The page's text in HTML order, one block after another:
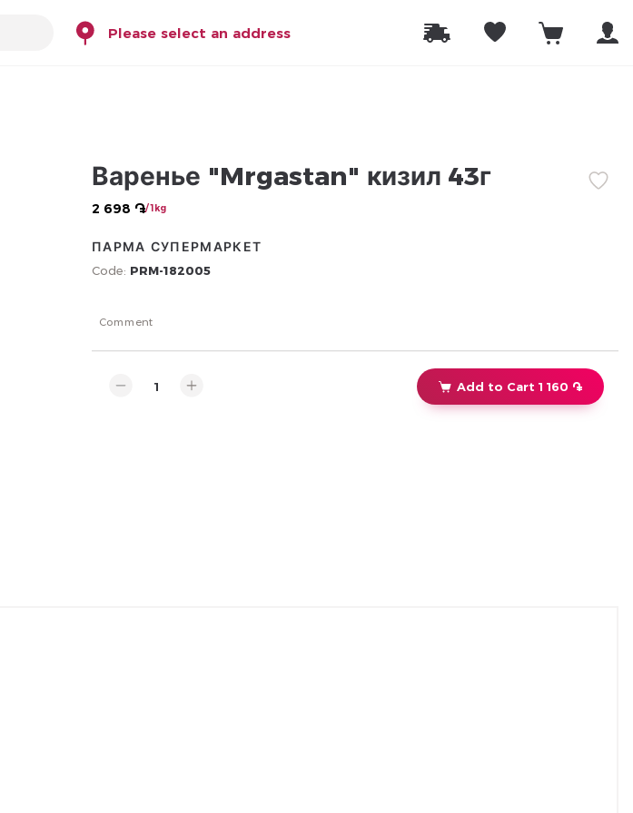
Please select an address
Варенье "Mrgastan" кизил 43г
2 698 ֏/ 1kg
ПАРМА СУПЕРМАРКЕТ
Code: PRM-182005
Comment
Add to Cart 1 160 ֏